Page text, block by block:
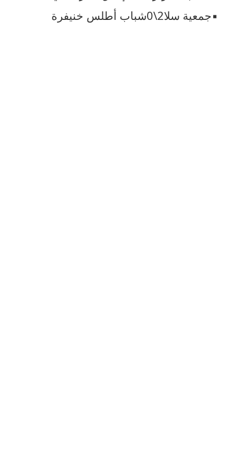
▪︎جمعية سلا2\0شباب أطلس خنيفرة